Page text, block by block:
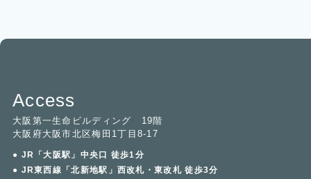
Access
大阪第一生命ビルディング 19階
大阪府大阪市北区梅田1丁目8-17
● JR「大阪駅」中央口 徒歩1分
● JR東西線「北新地駅」西改札・東改札 徒歩3分